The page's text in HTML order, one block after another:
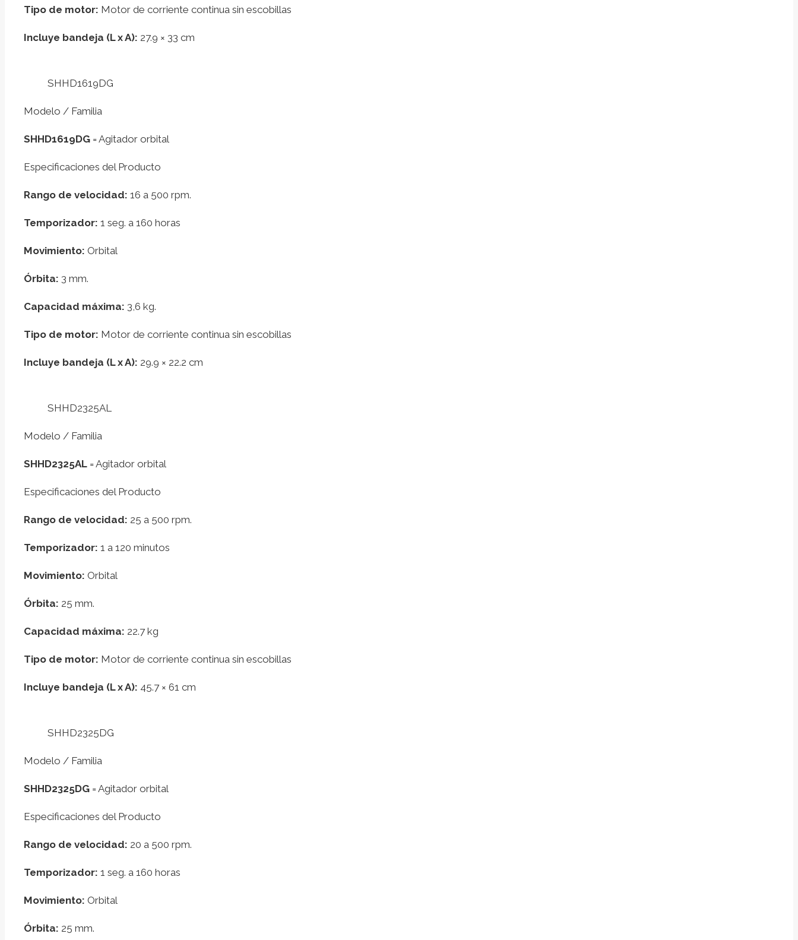
Tipo de motor: Motor de corriente continua sin escobillas
Incluye bandeja (L x A): 27.9 × 33 cm
SHHD1619DG
Modelo / Familia
SHHD1619DG = Agitador orbital
Especificaciones del Producto
Rango de velocidad: 16 a 500 rpm.
Temporizador: 1 seg. a 160 horas
Movimiento: Orbital
Órbita: 3 mm.
Capacidad máxima: 3,6 kg.
Tipo de motor: Motor de corriente continua sin escobillas
Incluye bandeja (L x A): 29.9 × 22.2 cm
SHHD2325AL
Modelo / Familia
SHHD2325AL = Agitador orbital
Especificaciones del Producto
Rango de velocidad: 25 a 500 rpm.
Temporizador: 1 a 120 minutos
Movimiento: Orbital
Órbita: 25 mm.
Capacidad máxima: 22.7 kg
Tipo de motor: Motor de corriente continua sin escobillas
Incluye bandeja (L x A): 45.7 × 61 cm
SHHD2325DG
Modelo / Familia
SHHD2325DG = Agitador orbital
Especificaciones del Producto
Rango de velocidad: 20 a 500 rpm.
Temporizador: 1 seg. a 160 horas
Movimiento: Orbital
Órbita: 25 mm.